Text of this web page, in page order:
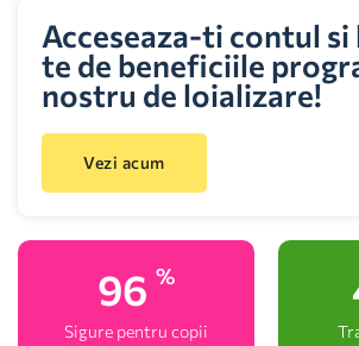
Acceseaza-ti contul si
te de beneficiile
nostru de loializare!
Vezi acum
100 %
Sigure pentru copii